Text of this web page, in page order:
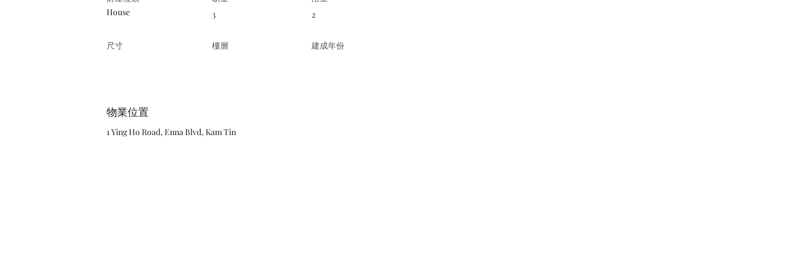
House
3
2
尺寸 樓層 建成年份
物業位置
1 Ying Ho Road, Enna Blvd, Kam Tin